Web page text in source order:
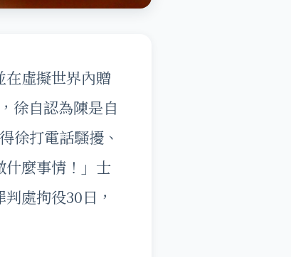
在虛擬世界內贈
徐自認為陳是自
徐打電話騷擾、
什麼事情！」士
處拘役30日，